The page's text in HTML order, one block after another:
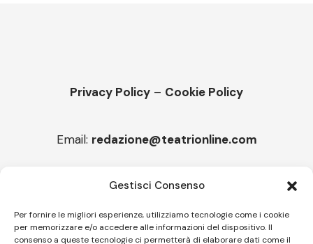
Gestisci Consenso
Per fornire le migliori esperienze, utilizziamo tecnologie come i cookie
per memorizzare e/o accedere alle informazioni del dispositivo. Il
consenso a queste tecnologie ci permetterà di elaborare dati come il
Privacy Policy – Cookie Policy
Email: redazione@teatrionline.com
“Armonie d’arte” attende Joey Calderazzo